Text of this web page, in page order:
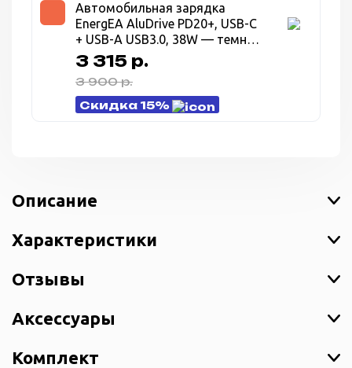
Автомобильная зарядка
EnergEA AluDrive PD20+, USB-C
+ USB-A USB3.0, 38W — темно
серый (Gunmetal)
3 315 р.
3 900 р.
Скидка 15%
Описание
Характеристики
Отзывы
Аксессуары
Комплект